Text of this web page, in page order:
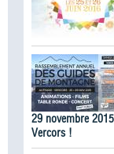
29 novembre
Vercors !